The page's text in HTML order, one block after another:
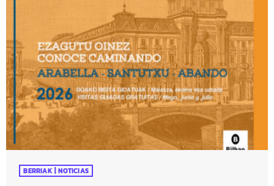
BERRIAK | NOTICIAS